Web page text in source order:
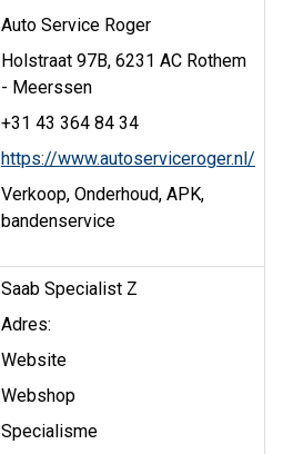
Auto Service Roger
Holstraat 97B, 6231 AC Rothem
- Meerssen
+31 43 364 84 34
https://www.autoserviceroger.nl/
Verkoop, Onderhoud, APK,
bandenservice
Saab Specialist Z
Adres:
Website
Webshop
Specialisme